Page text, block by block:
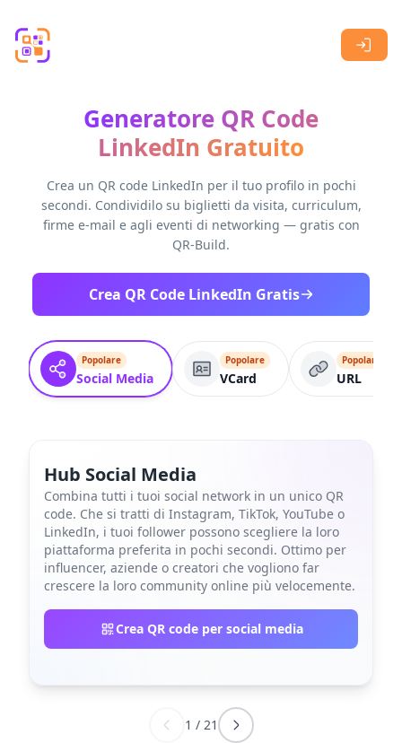
Generatore QR Code
LinkedIn Gratuito
Crea un QR code LinkedIn per il tuo profilo in pochi
secondi. Condividilo su biglietti da visita, curriculum,
firme e-mail e agli eventi di networking — gratis con
QR-Build.
Crea QR Code LinkedIn Gratis
Popolare
Social Media
Popolare
VCard
Popolare
URL
Hub Social Media
Combina tutti i tuoi social network in un unico QR
code. Che si tratti di Instagram, TikTok, YouTube o
LinkedIn, i tuoi follower possono scegliere la loro
piattaforma preferita in pochi secondi. Ottimo per
influencer, aziende o creatori che vogliono far
crescere la loro community online più velocemente.
Crea QR code per social media
1 / 21